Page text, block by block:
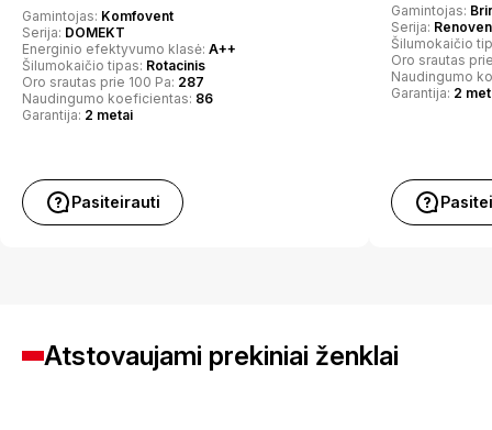
Gamintojas: Komfovent
Serija: DOMEKT
Energinio efektyvumo klasė: A++
Šilumokaičio tipas: Rotacinis
Oro srautas prie 100 Pa: 287
Naudingumo koeficientas: 86
Garantija: 2 metai
Pasiteirauti
Gamintojas:
Serija:
Šilumokaičio
Oro srautas
Naudingumo
Garantija: 2
Atstovaujami prekiniai ženklai